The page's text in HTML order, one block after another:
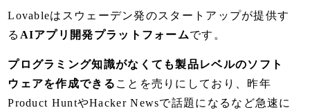
Lovableはスウェーデン発のスタートアップが提供す
る AIアプリ開発プラットフォームです。
プログラミング知識がなくても製品レベルのソフト
ウェアを作成できる ことを売りにしており、昨年
Product HuntやHacker Newsで話題になるなど急速に